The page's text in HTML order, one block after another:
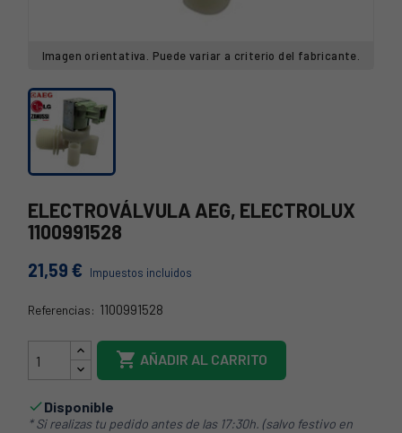
Imagen orientativa. Puede variar a criterio del fabricante.
ELECTROVÁLVULA AEG, ELECTROLUX
1100991528
21,59 € Impuestos incluidos
Referencias: 1100991528
62AE0010
 AÑADIR AL CARRITO
Disponible
* Si realizas tu pedido antes de las 17:30h. (salvo festivo en